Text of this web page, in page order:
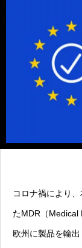
コロナ禍により
たMDR（Medical
欧州に製品を輸